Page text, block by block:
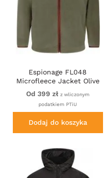
Espionage FL048
Microfleece Jacket Olive
Green
Od 399 zł z wliczonym
podatkiem PTiU
Dodaj do koszyka